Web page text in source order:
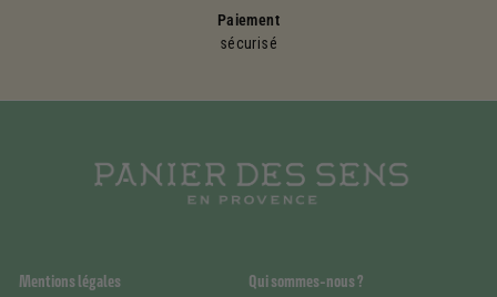
Paiement
sécurisé
Mentions légales Qui sommes-nous ?